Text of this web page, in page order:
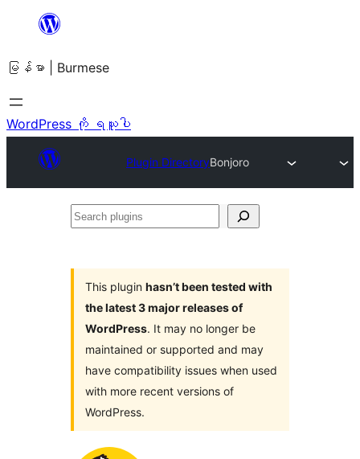
အကြောင်းအရာ
ကျော်သွား
ရန်
မြန်မာ | Burmese
WordPress ကို ရယူပါ
Plugin DirectoryBonjoro
Search
This plugin hasn’t been tested with
the latest 3 major releases of
WordPress. It may no longer be
maintained or supported and may
have compatibility issues when used
with more recent versions of
WordPress.